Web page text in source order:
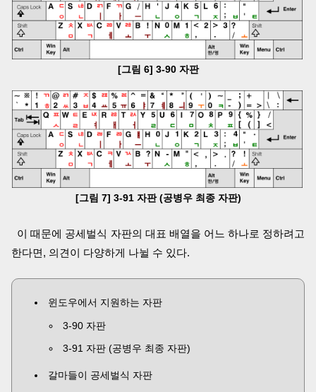
[그림 6] 3-90 자판
[그림 7] 3-91 자판 (공병우 최종 자판)
이 때문에 공세벌식 자판의 대표 배열을 어느 하나로 정하려고
한다면, 의견이 다양하게 나뉠 수 있다.
윈도우에서 지원하는 자판
3-90 자판
3-91 자판 (공병우 최종 자판)
갈마들이 공세벌식 자판